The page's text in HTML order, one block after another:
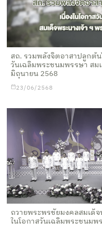
สถ. รวมพลังจิตอาสาปลูกต้น
วันเฉลิมพระชนมพรรษา สม
มิถุนายน 2568
23/06/2568
ถวายพระพรชัยมงคลสมเด็จ
ในโอกาสวันเฉลิมพระชนม